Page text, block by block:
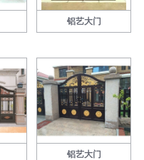
铝艺大门
铝艺大门